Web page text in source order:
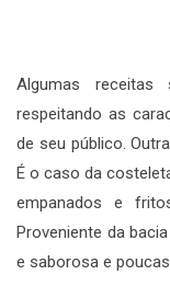
Algumas receitas
respeitando as
de seu público.
É o caso da
empanados e
Proveniente da
e saborosa e